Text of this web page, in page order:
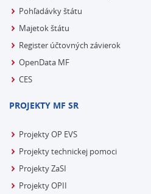
Pohľadávky štátu
Majetok štátu
Register účtovných závierok
OpenData MF
CES
PROJEKTY MF SR
Projekty OP EVS
Projekty technickej pomoci
Projekty ZaSI
Projekty OPII